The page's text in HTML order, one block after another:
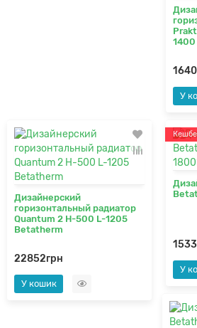
У
Дизайнерский
горизонтальный радиатор
Quantum 2 H-500 L-1205
Betatherm
22852грн
У кошик
У